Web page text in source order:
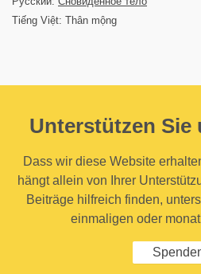
Tiếng Việt: Thân mộng
Unterstützen Sie
Dass wir diese Website
hängt allein von Ihrer
Beiträge hilfreich finden,
einmaligen oder